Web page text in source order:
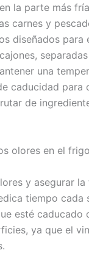
la parte más
carnes y
diseñados
una
caducidad
de
olores en el
y asegurar
tiempo cada
esté caducado
ya que el